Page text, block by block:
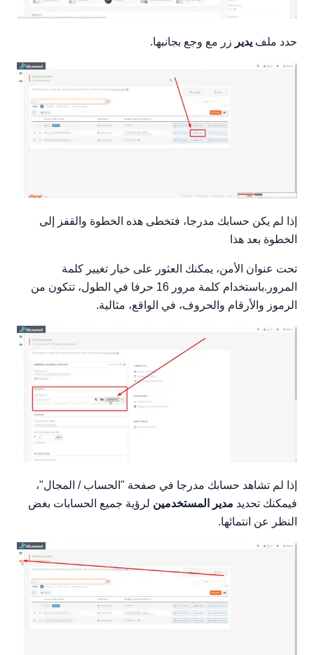
حدد ملف يدير زر مع وجع بجانبها.
إذا لم يكن حسابك مدرجا، فتخطى هذه الخطوة والقفز إلى
الخطوة بعد هذا
تحت عنوان الأمن، يمكنك العثور على خيار تغيير كلمة
المرور.باستخدام كلمة مرور 16 حرفا في الطول، تتكون من
الرموز والأرقام والحروف، في الواقع، مثالية.
إذا لم تشاهد حسابك مدرجا في صفحة "الحساب / المجال"،
فيمكنك تحديد مدير المستخدمين لرؤية جميع الحسابات بغض
النظر عن انتمائها.